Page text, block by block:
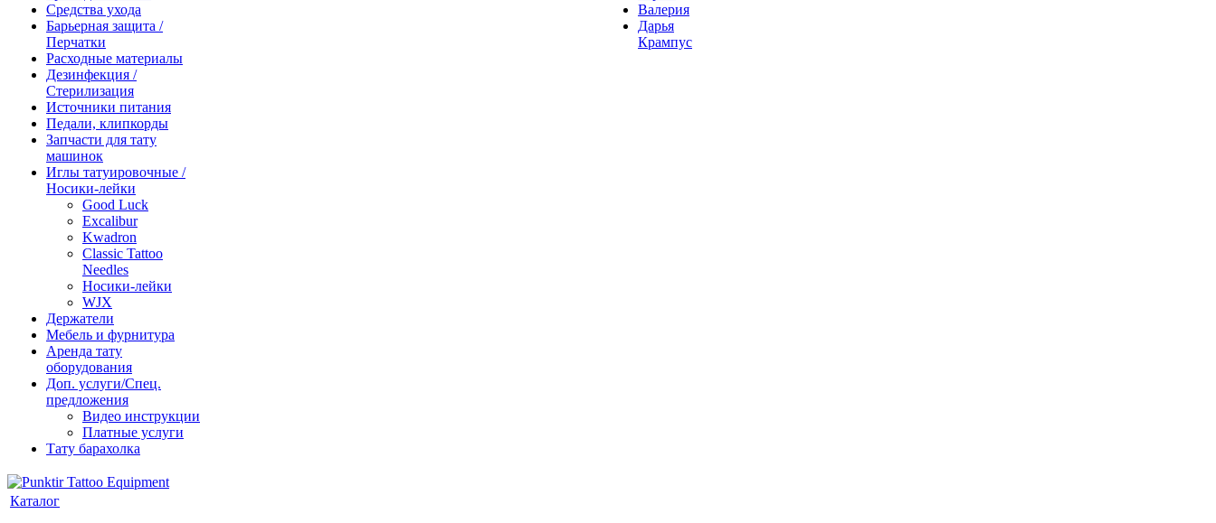
Средства ухода
Барьерная защита /
Перчатки
Расходные материалы
Дезинфекция /
Стерилизация
Источники питания
Педали, клипкорды
Запчасти для тату
машинок
Иглы татуировочные /
Носики-лейки
Good Luck
Excalibur
Kwadron
Classic Tattoo
Needles
Носики-лейки
WJX
Держатели
Мебель и фурнитура
Аренда тату
оборудования
Доп. услуги/Спец.
предложения
Видео инструкции
Платные услуги
Тату барахолка
Валерия
Дарья
Крампус
Каталог